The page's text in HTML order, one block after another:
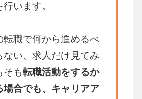
行います。
転職で何から進めるべ
ない、求人だけ見てみ
そも転職活動をするか
場合でも、キャリアア